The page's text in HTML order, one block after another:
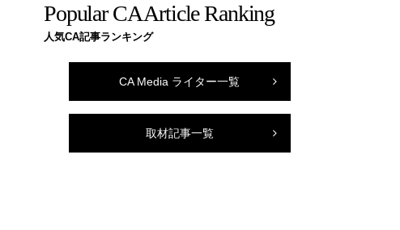
Popular CA Article Ranking
人気CA記事ランキング
CA Media ライター一覧
取材記事一覧